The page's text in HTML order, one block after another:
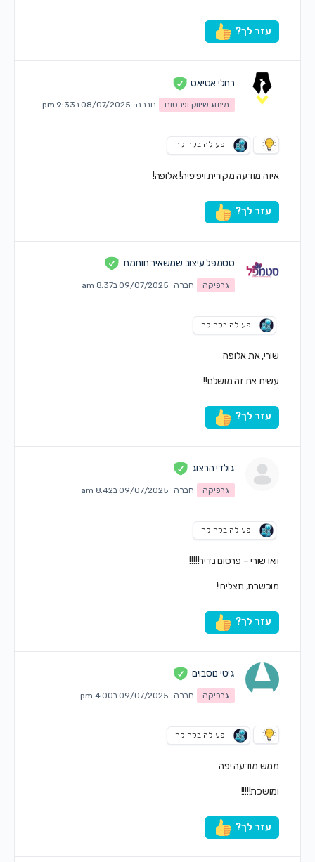
עזר לך?
רחלי אטיאס
מיתוג שיווק ופרסום חברה 08/07/2025 ב9:33 pm
פעילה בקהילה
איזה מודעה מקורית ויפיפיה! אלופה!
עזר לך?
סטמפל עיצוב שמשאיר חותמת
גרפיקה חברה 09/07/2025 ב8:37 am
פעילה בקהילה
שורי, את אלופה
עשית את זה מושלם!!
עזר לך?
גולדי הרצוג
גרפיקה חברה 09/07/2025 ב8:42 am
פעילה בקהילה
וואו שורי – פרסום נדיר!!!!!
מוכשרת, תצליחי!
עזר לך?
גיטי נוסבוים
גרפיקה חברה 09/07/2025 ב4:00 pm
פעילה בקהילה
ממש מודעה יפה
ומושכת!!!!!
עזר לך?